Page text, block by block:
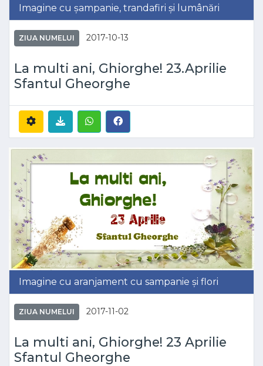
Imagine cu șampanie, trandafiri și lumânări
ZIUA NUMELUI 2017-10-13
La multi ani, Ghiorghe! 23.Aprilie
Sfantul Gheorghe
Imagine cu aranjament cu sampanie și flori
ZIUA NUMELUI 2017-11-02
La multi ani, Ghiorghe! 23 Aprilie
Sfantul Gheorghe